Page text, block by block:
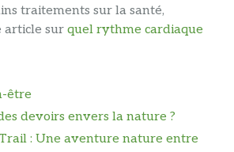
traitements sur la santé,
article sur quel rythme cardiaque
être
devoirs envers la nature ?
: Une aventure nature entre